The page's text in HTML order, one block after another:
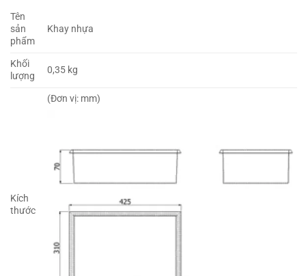
Tên
sản
phẩm
Khay nhựa
Khối
lượng
0,35 kg
Kích
thước
(Đơn vị: mm)